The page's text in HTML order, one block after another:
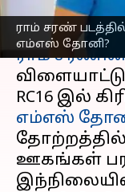
ராம் சரண் படத்தில்
எம்எஸ் தோனி?
செய்தி
ராம்
RC16 இல்
எம்எஸ்
தோற்றத்தில்
ஊகங்கள்